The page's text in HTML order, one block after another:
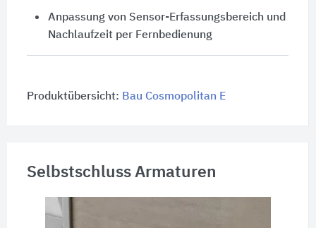
Anpassung von Sensor-Erfassungsbereich und
Nachlaufzeit per Fernbedienung
Produktübersicht: Bau Cosmopolitan E
Selbstschluss Armaturen